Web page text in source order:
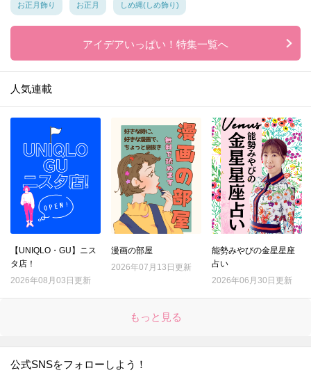
お正月飾り お正月 しめ縄(しめ飾り)
アイデアいっぱい！特集一覧へ
人気連載
【UNIQLO・GU】ニス
タ店！
2026年08月03日更新
漫画の部屋
2026年07月13日更新
能勢みやびの金星星座
占い
2026年06月30日更新
もっと見る
公式SNSをフォローしよう！